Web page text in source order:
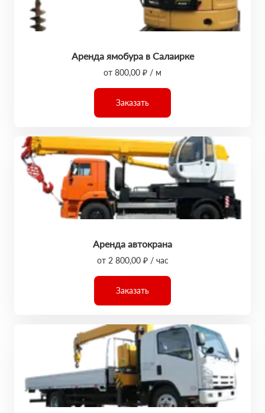
Аренда ямобура в Салаирке
от 800,00 ₽ / м
Заказать
Аренда автокрана
от 2 800,00 ₽ / час
Заказать